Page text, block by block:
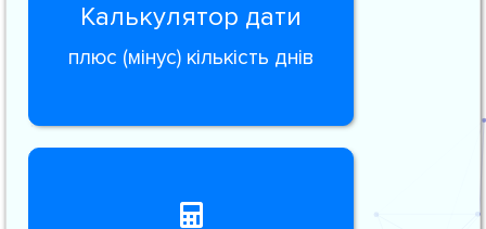
Калькулятор дати
плюс (мінус) кількість днів